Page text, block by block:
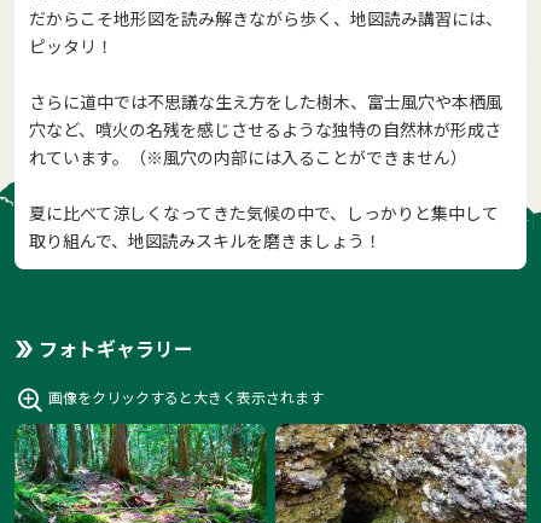
だからこそ地形図を読み解きながら歩く、地図読み講習には、
ピッタリ！
さらに道中では不思議な生え方をした樹木、富士風穴や本栖風
穴など、噴火の名残を感じさせるような独特の自然林が形成さ
れています。（※風穴の内部には入ることができません）
夏に比べて涼しくなってきた気候の中で、しっかりと集中して
取り組んで、地図読みスキルを磨きましょう！
フォトギャラリー
画像をクリックすると大きく表示されます